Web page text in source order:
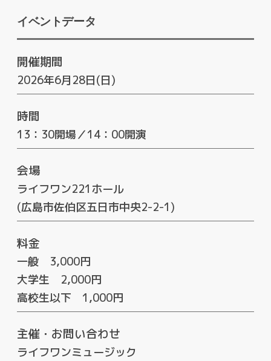
イベントデータ
開催期間
2026年6月28日(日)
時間
13：30開場／14：00開演
会場
ライフワン221ホール
(広島市佐伯区五日市中央2-2-1)
料金
一般 3,000円
大学生 2,000円
高校生以下 1,000円
主催・お問い合わせ
ライフワンミュージック